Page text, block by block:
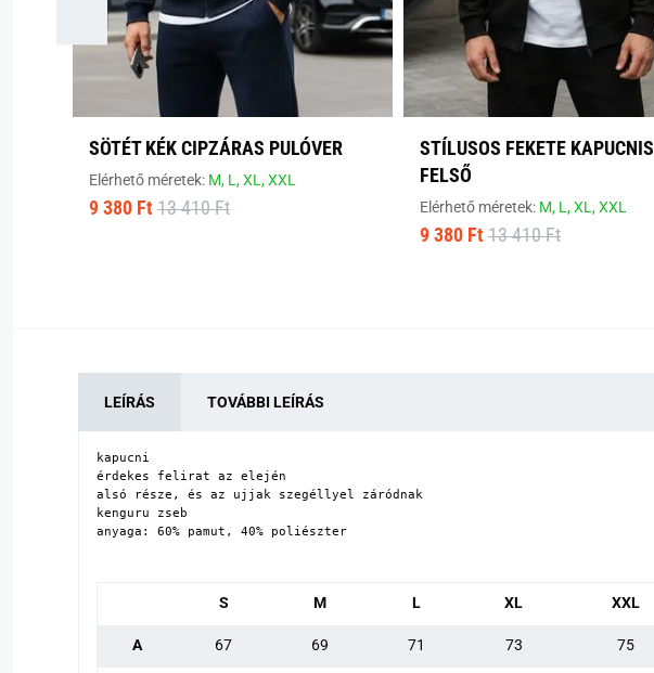
SÖTÉT KÉK CIPZÁRAS PULÓVER
Elérhető méretek: M, L,XL,XXL
9 380 Ft 13 410 Ft
STÍLUSOS FEKETE KAPUCNIS
FELSŐ
Elérhető méretek: M, L,XL,XXL
9 380 Ft 13 410 Ft
LEÍRÁS TOVÁBBI LEÍRÁS
kapucni
érdekes felirat az elején
alsó része, és az ujjak szegéllyel záródnak
kenguru zseb
anyaga: 60% pamut, 40% poliészter
S M L XL XXL
A 67 69 71 73 75